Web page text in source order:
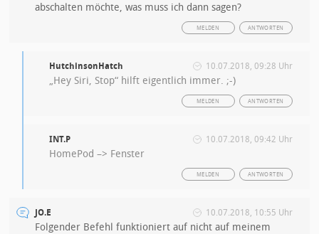
abschalten möchte, was muss ich dann sagen?
ANTWORTEN
MELDEN
HutchinsonHatch 10.07.2018, 09:28 Uhr
„Hey Siri, Stop“ hilft eigentlich immer. ;-)
ANTWORTEN
MELDEN
INT.P 10.07.2018, 09:42 Uhr
HomePod –> Fenster
ANTWORTEN
MELDEN
JO.E 10.07.2018, 10:55 Uhr
Folgender Befehl funktioniert auf nicht auf meinem